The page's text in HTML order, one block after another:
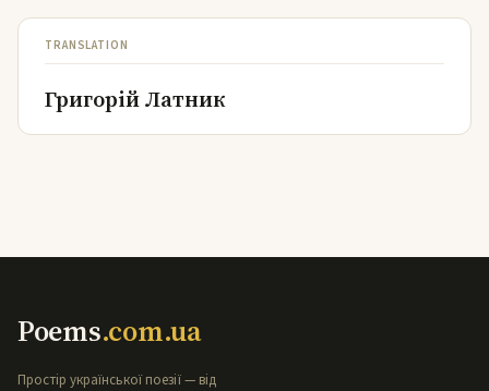
TRANSLATION
Григорій Латник
Poems.com.ua
Простір української поезії — від